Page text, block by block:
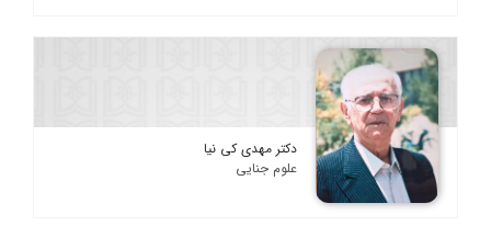
دکتر مهدی کی نیا
علوم جنایی